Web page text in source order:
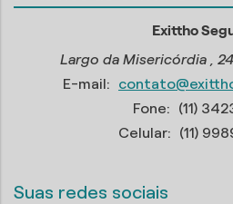
Exittho
Largo da Misericórdia ,
E-mail:
Fone:
(11)
Celular:
(11)
Suas redes sociais